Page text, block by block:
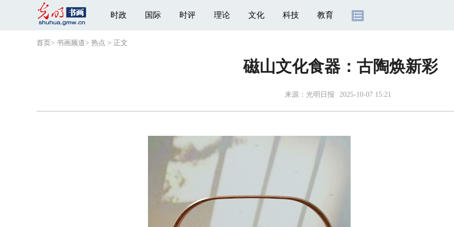
时政 国际 时评 理论 文化 科技 教育
首页 > 书画频道> 热点 > 正文
磁山文化食器：古陶焕新彩
来源： 光明日报 2025-10-07 15:21